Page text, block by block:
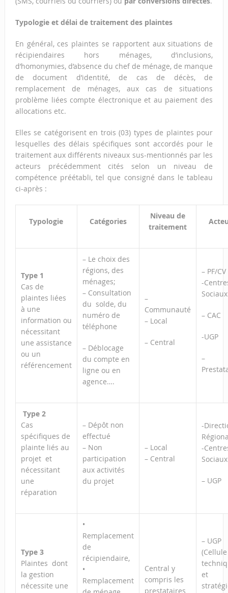
Typologie et délai de traitement des plaintes
En général, ces plaintes se rapportent aux situations de
récipiendaires hors ménages, d’inclusions,
d’homonymies, d’absence du chef de ménage, de manque
de document d’identité, de cas de décès, de
remplacement de ménages, aux cas de situations
problème liées compte électronique et au paiement des
allocations etc.
Elles se catégorisent en trois (03) types de plaintes pour
lesquelles des délais spécifiques sont accordés pour le
traitement aux différents niveaux sus-mentionnés par les
acteurs précédemment cités selon un niveau de
compétence préétabli, tel que consigné dans le tableau
ci-après :
Typologie Catégories
Niveau de
traitement
Type 1
Cas de
plaintes liées
à une
information ou
nécessitant
une assistance
ou un
référencement
– Le choix des
régions, des
ménages;
– Consultation
du solde, du
numéro de
téléphone
– Déblocage
du compte en
ligne ou en
agence….
–
Communauté
– Local
– Central
– PF/CV
-
Sociaux
– CAC
-UGP
–
Type 2
Cas
spécifiques de
plainte liés au
projet et
nécessitant
une
réparation
– Dépôt non
effectué
– Non
participation
aux activités
du projet
– Local
– Central
-
-
Sociaux
– UGP
Type 3
Plaintes dont
la gestion
nécessite une
•
Remplacement
de
récipiendaire,
•
Remplacement
Central y
compris les
prestataires
– UGP
(Cellule
et